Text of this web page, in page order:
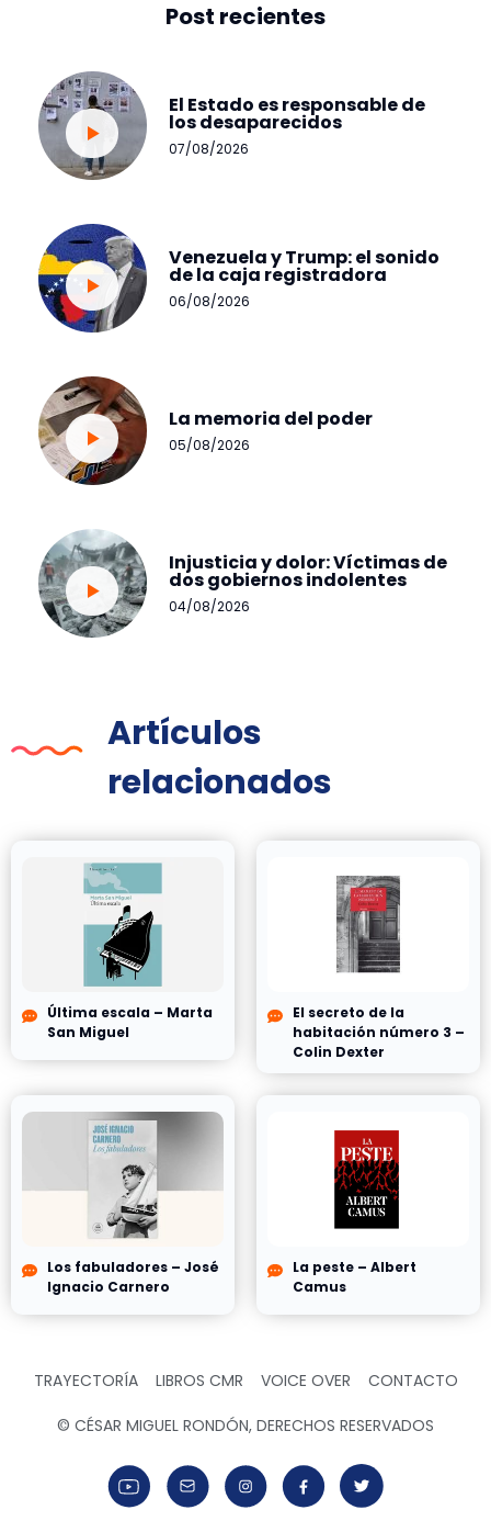
Post recientes
El Estado es responsable de
los desaparecidos
07/08/2026
Venezuela y Trump: el sonido
de la caja registradora
06/08/2026
La memoria del poder
05/08/2026
Injusticia y dolor: Víctimas de
dos gobiernos indolentes
04/08/2026
Artículos
relacionados
Última escala – Marta
San Miguel
El secreto de la
habitación número 3 –
Colin Dexter
Los fabuladores – José
Ignacio Carnero
La peste – Albert
Camus
TRAYECTORÍA LIBROS CMR VOICE OVER CONTACTO
© CÉSAR MIGUEL RONDÓN, DERECHOS RESERVADOS